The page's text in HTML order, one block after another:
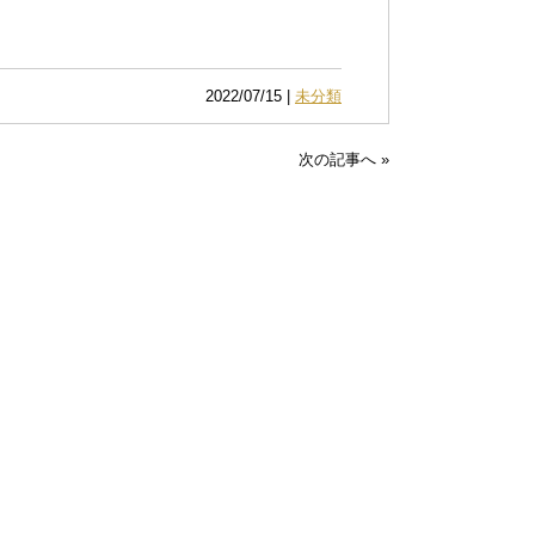
2022/07/15 | 未分類
次の記事へ »